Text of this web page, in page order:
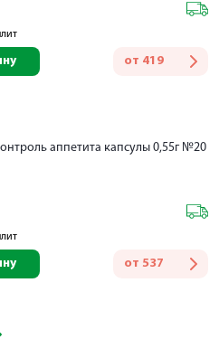
от 419
аппетита капсулы 0,55г №20
от 537